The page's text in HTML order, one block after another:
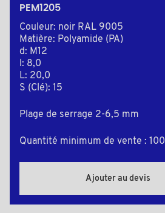
PEM1205
Couleur: noir RAL 9005
Matière: Polyamide (PA)
d: M12
l: 8,0
L: 20,0
S (Clé): 15
Plage de serrage 2-6,5 mm
Quantité minimum de vente : 100
Ajouter au devis